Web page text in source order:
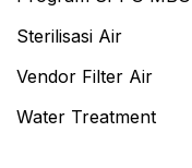
Sterilisasi Air
Vendor Filter Air
Water Treatment